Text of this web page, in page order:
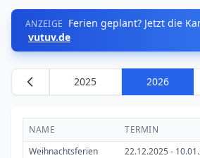
ANZEIGE Ferien geplant? Jetzt die
vutuv.de
2025 2026
NAME TERMIN
Weihnachtsferien
22.12.2025 -